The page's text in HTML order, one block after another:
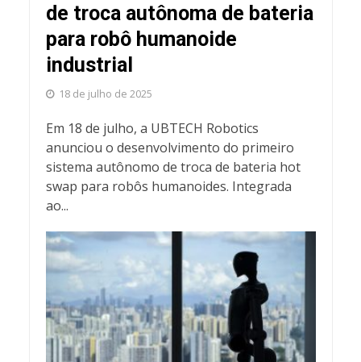
de troca autônoma de bateria
para robô humanoide
industrial
18 de julho de 2025
Em 18 de julho, a UBTECH Robotics
anunciou o desenvolvimento do primeiro
sistema autônomo de troca de bateria hot
swap para robôs humanoides. Integrada
ao...